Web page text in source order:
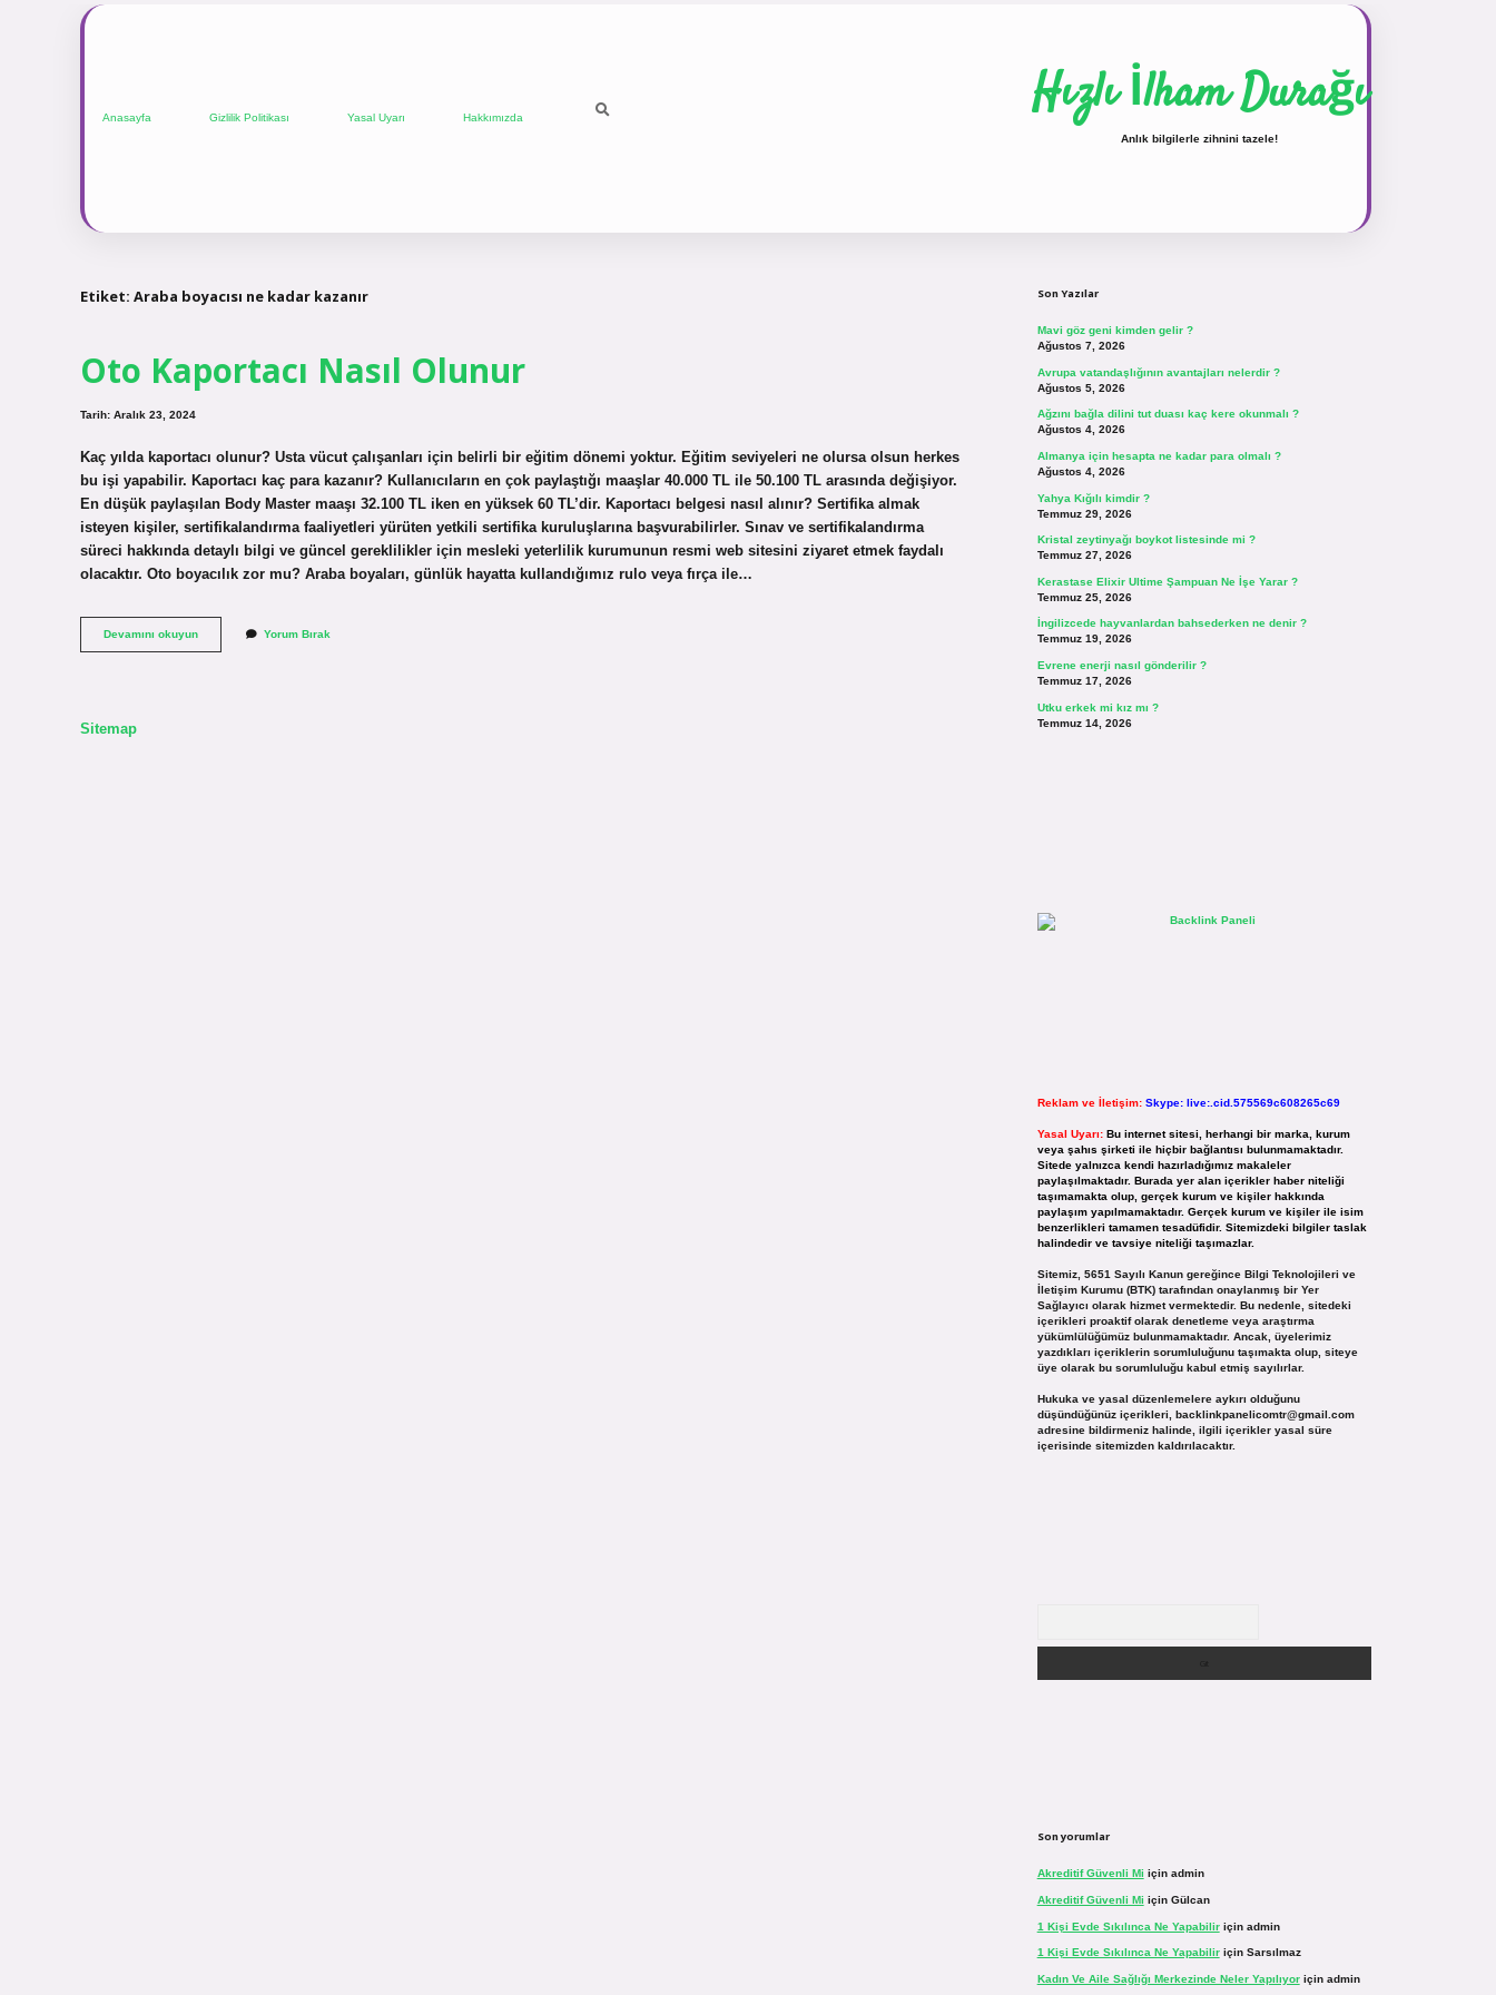
Anasayfa Gizlilik Politikası Yasal Uyarı Hakkımızda Hızlı İlham Durağı
Anlık bilgilerle zihnini tazele!
Etiket: Araba boyacısı ne kadar kazanır
Oto Kaportacı Nasıl Olunur
Tarih: Aralık 23, 2024
Kaç yılda kaportacı olunur? Usta vücut çalışanları için belirli bir eğitim dönemi yoktur. Eğitim seviyeleri ne olursa olsun herkes
bu işi yapabilir. Kaportacı kaç para kazanır? Kullanıcıların en çok paylaştığı maaşlar 40.000 TL ile 50.100 TL arasında değişiyor.
En düşük paylaşılan Body Master maaşı 32.100 TL iken en yüksek 60 TL’dir. Kaportacı belgesi nasıl alınır? Sertifika almak
isteyen kişiler, sertifikalandırma faaliyetleri yürüten yetkili sertifika kuruluşlarına başvurabilirler. Sınav ve sertifikalandırma
süreci hakkında detaylı bilgi ve güncel gereklilikler için mesleki yeterlilik kurumunun resmi web sitesini ziyaret etmek faydalı
olacaktır. Oto boyacılık zor mu? Araba boyaları, günlük hayatta kullandığımız rulo veya fırça ile…
Devamını okuyunOto
Kaportacı
Yorum Bırak
Sitemap
Son Yazılar
Mavi göz geni kimden gelir ?
Ağustos 7, 2026
Avrupa vatandaşlığının avantajları nelerdir ?
Ağustos 5, 2026
Ağzını bağla dilini tut duası kaç kere okunmalı ?
Ağustos 4, 2026
Almanya için hesapta ne kadar para olmalı ?
Ağustos 4, 2026
Yahya Kığılı kimdir ?
Temmuz 29, 2026
Kristal zeytinyağı boykot listesinde mi ?
Temmuz 27, 2026
Kerastase Elixir Ultime Şampuan Ne İşe Yarar ?
Temmuz 25, 2026
İngilizcede hayvanlardan bahsederken ne denir ?
Temmuz 19, 2026
Evrene enerji nasıl gönderilir ?
Temmuz 17, 2026
Utku erkek mi kız mı ?
Temmuz 14, 2026
Reklam ve İletişim: Skype: live:.cid.575569c608265c69
Yasal Uyarı: Bu internet sitesi, herhangi bir marka, kurum
veya şahıs şirketi ile hiçbir bağlantısı bulunmamaktadır.
Sitede yalnızca kendi hazırladığımız makaleler
paylaşılmaktadır. Burada yer alan içerikler haber niteliği
taşımamakta olup, gerçek kurum ve kişiler hakkında
paylaşım yapılmamaktadır. Gerçek kurum ve kişiler ile isim
benzerlikleri tamamen tesadüfidir. Sitemizdeki bilgiler taslak
halindedir ve tavsiye niteliği taşımazlar.
Sitemiz, 5651 Sayılı Kanun gereğince Bilgi Teknolojileri ve
İletişim Kurumu (BTK) tarafından onaylanmış bir Yer
Sağlayıcı olarak hizmet vermektedir. Bu nedenle, sitedeki
içerikleri proaktif olarak denetleme veya araştırma
yükümlülüğümüz bulunmamaktadır. Ancak, üyelerimiz
yazdıkları içeriklerin sorumluluğunu taşımakta olup, siteye
üye olarak bu sorumluluğu kabul etmiş sayılırlar.
Hukuka ve yasal düzenlemelere aykırı olduğunu
düşündüğünüz içerikleri, backlinkpanelicomtr@gmail.com
adresine bildirmeniz halinde, ilgili içerikler yasal süre
içerisinde sitemizden kaldırılacaktır.
Son yorumlar
Akreditif Güvenli Mi için admin
Akreditif Güvenli Mi için Gülcan
1 Kişi Evde Sıkılınca Ne Yapabiliriçin admin
1 Kişi Evde Sıkılınca Ne Yapabiliriçin Sarsılmaz
Kadın Ve Aile Sağlığı Merkezinde Neler Yapılıyoriçin admin